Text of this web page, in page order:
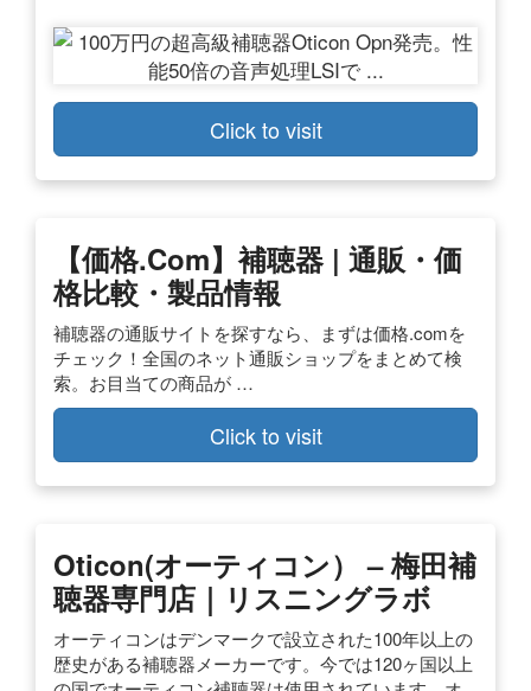
Click to visit
【価格.com】補聴器 | 通販・価
格比較・製品情報
補聴器の通販サイトを探すなら、まずは価格.comを
チェック！全国のネット通販ショップをまとめて検
索。お目当ての商品が …
Click to visit
Oticon(オーティコン） – 梅田補
聴器専門店｜リスニングラボ
オーティコンはデンマークで設立された100年以上の
歴史がある補聴器メーカーです。今では120ヶ国以上